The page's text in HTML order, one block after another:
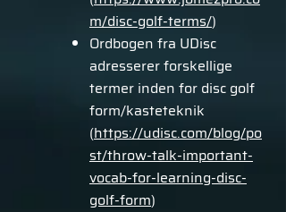
m/disc-golf-terms/)
Ordbogen fra UDisc
adresserer forskellige
termer inden for disc golf
form/kasteteknik
(https://udisc.com/blog/po
st/throw-talk-important-
vocab-for-learning-disc-
golf-form)